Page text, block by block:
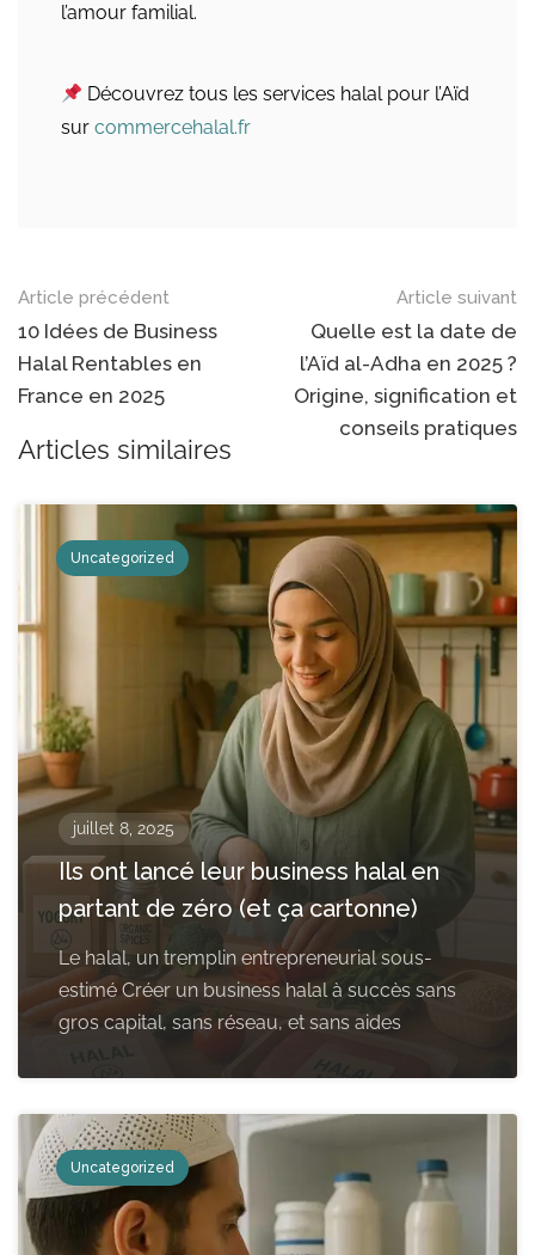
l’amour familial.
Découvrez tous les services halal pour l’Aïd
sur commercehalal.fr
Navigation
des
articles
Article précédent
10 Idées de Business
Halal Rentables en
France en 2025
Article suivant
Quelle est la date de
l’Aïd al-Adha en 2025 ?
Origine, signification et
conseils pratiques
Articles similaires
Uncategorized
juillet 8, 2025
Ils ont lancé leur business halal en
partant de zéro (et ça cartonne)
Le halal, un tremplin entrepreneurial sous-
estimé Créer un business halal à succès sans
gros capital, sans réseau, et sans aides
Uncategorized